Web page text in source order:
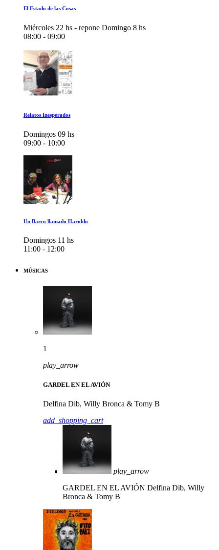
El Estado de las Cosas
Miércoles 22 hs - repone Domingo 8 hs
08:00 - 09:00
Relatos Inesperados
Domingos 09 hs
09:00 - 10:00
Un Barco llamado Haroldo
Domingos 11 hs
11:00 - 12:00
MÚSICAS
1
play_arrow
GARDEL EN EL AVIÓN
Delfina Dib, Willy Bronca & Tomy B
add_shopping_cart
play_arrow
GARDEL EN EL AVIÓN Delfina Dib, Willy
Bronca & Tomy B